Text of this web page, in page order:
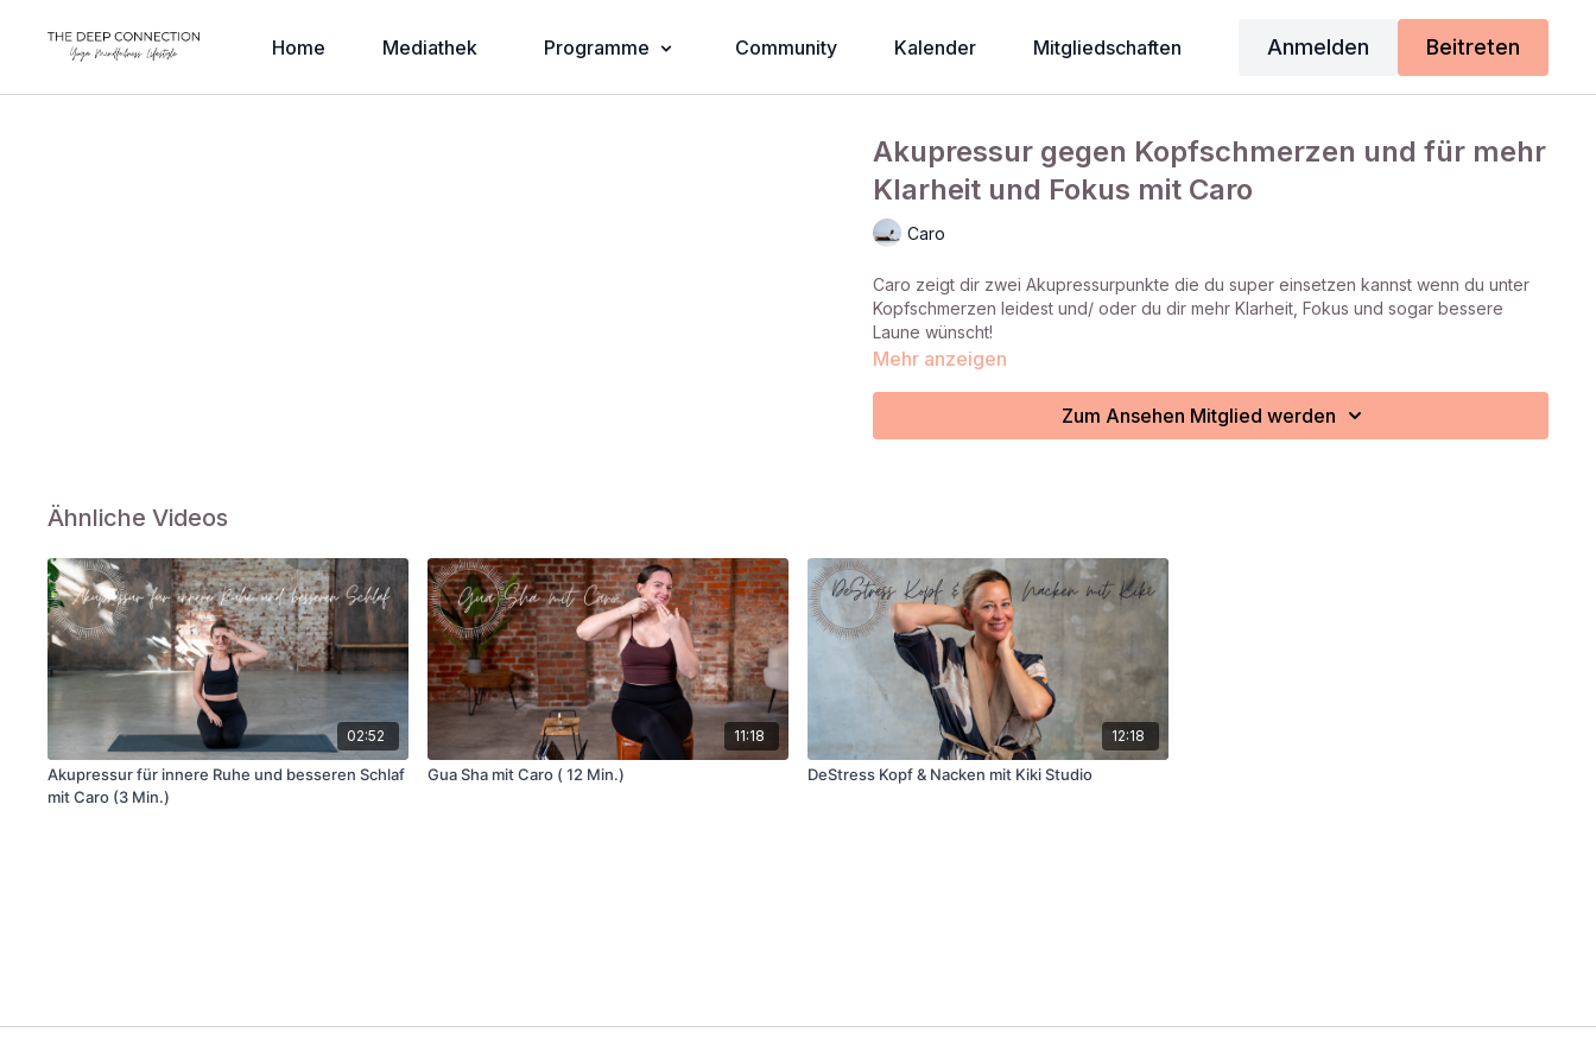
Home Mediathek Programme Community Kalender Mitgliedschaften Anmelden Beitreten
Akupressur gegen Kopfschmerzen und für mehr
Klarheit und Fokus mit Caro
Caro
Caro zeigt dir zwei Akupressurpunkte die du super einsetzen kannst wenn du unter
Kopfschmerzen leidest und/ oder du dir mehr Klarheit, Fokus und sogar bessere
Laune wünscht!
Mehr anzeigen
Zum Ansehen Mitglied werden
Ähnliche Videos
02:52
Akupressur für innere Ruhe und besseren Schlaf
mit Caro (3 Min.)
11:18
Gua Sha mit Caro ( 12 Min.)
12:18
DeStress Kopf & Nacken mit Kiki Studio